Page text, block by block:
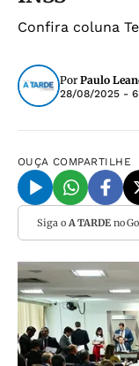
Confira coluna
Por Paulo
28/08/2025 -
OUÇA COMPARTILHE
Siga o A TARDEno